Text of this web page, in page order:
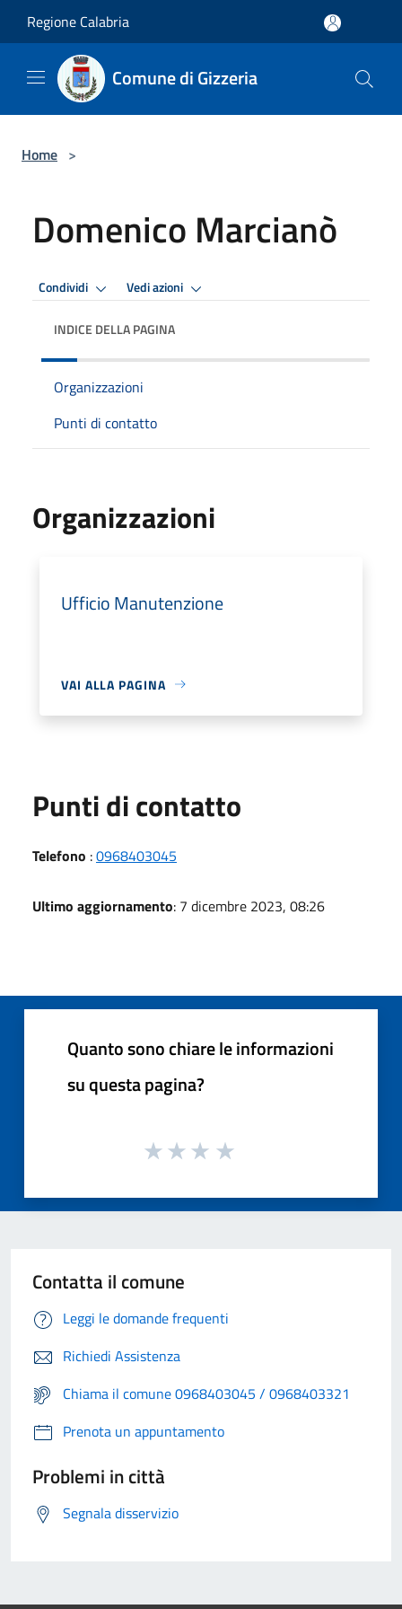
Regione Calabria
Comune di Gizzeria
Home >
Domenico Marcianò
Condividi Vedi azioni
INDICE DELLA PAGINA
Organizzazioni
Punti di contatto
Organizzazioni
Ufficio Manutenzione
VAI ALLA PAGINA
Punti di contatto
Telefono :0968403045
Ultimo aggiornamento: 7 dicembre 2023, 08:26
Quanto sono chiare le informazioni
su questa pagina?
Contatta il comune
Leggi le domande frequenti
Richiedi Assistenza
Chiama il comune 0968403045 / 0968403321
Prenota un appuntamento
Problemi in città
Segnala disservizio